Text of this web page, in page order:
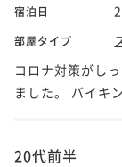
宿泊日
部屋タイプ
コロナ対策がし
ました。 バイキ
20代前半